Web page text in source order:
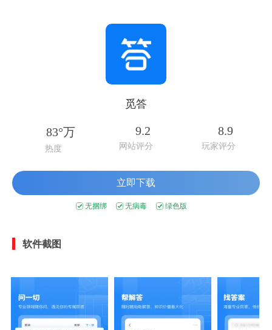
觅答
83°万
热度
9.2
网站评分
8.9
玩家评分
立即下载
无捆绑 无病毒 绿色版
软件截图